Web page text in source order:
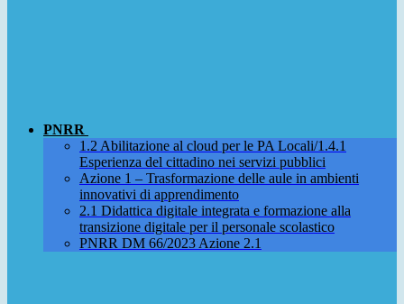
PNRR
1.2 Abilitazione al cloud per le PA Locali/1.4.1
Esperienza del cittadino nei servizi pubblici
Azione 1 – Trasformazione delle aule in ambienti
innovativi di apprendimento
2.1 Didattica digitale integrata e formazione alla
transizione digitale per il personale scolastico
PNRR DM 66/2023 Azione 2.1